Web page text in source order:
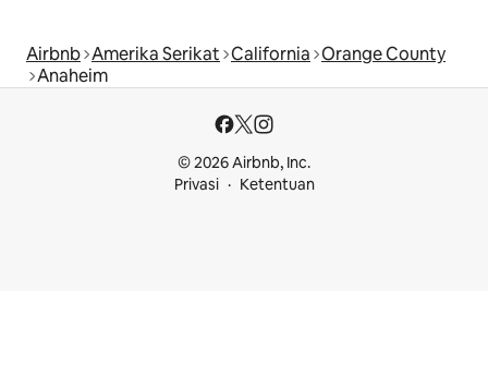
Airbnb Amerika Serikat California Orange County
Anaheim
© 2026 Airbnb, Inc.
Privasi
Ketentuan